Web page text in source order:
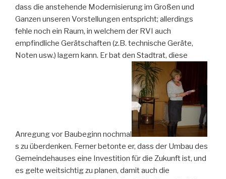
dass die anstehende Modernisierung im Großen und
Ganzen unseren Vorstellungen entspricht; allerdings
fehle noch ein Raum, in welchem der RVI auch
empfindliche Gerätschaften (z.B. technische Geräte,
Noten usw.) lagern kann. Er bat den Stadtrat, diese
Anregung vor Baubeginn nochmal
s zu überdenken. Ferner betonte er, dass der Umbau des
Gemeindehauses eine Investition für die Zukunft ist, und
es gelte weitsichtig zu planen, damit auch die